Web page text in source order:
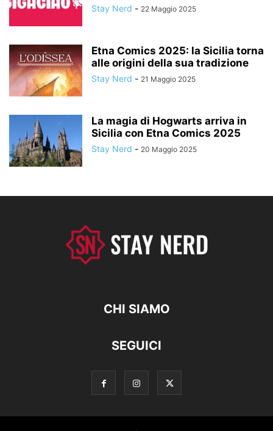
Stay Nerd - 22 Maggio 2025
Etna Comics 2025: la Sicilia torna
alle origini della sua tradizione
Stay Nerd - 21 Maggio 2025
La magia di Hogwarts arriva in
Sicilia con Etna Comics 2025
Stay Nerd - 20 Maggio 2025
CHI SIAMO
SEGUICI